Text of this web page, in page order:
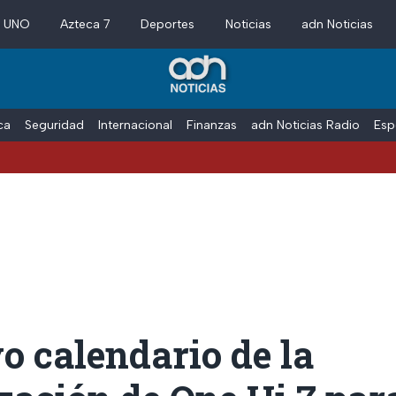
Azteca 7 Deportes Noticias adn Noticias
Seguridad Internacional Finanzas adn Noticias Radio
calendario de la